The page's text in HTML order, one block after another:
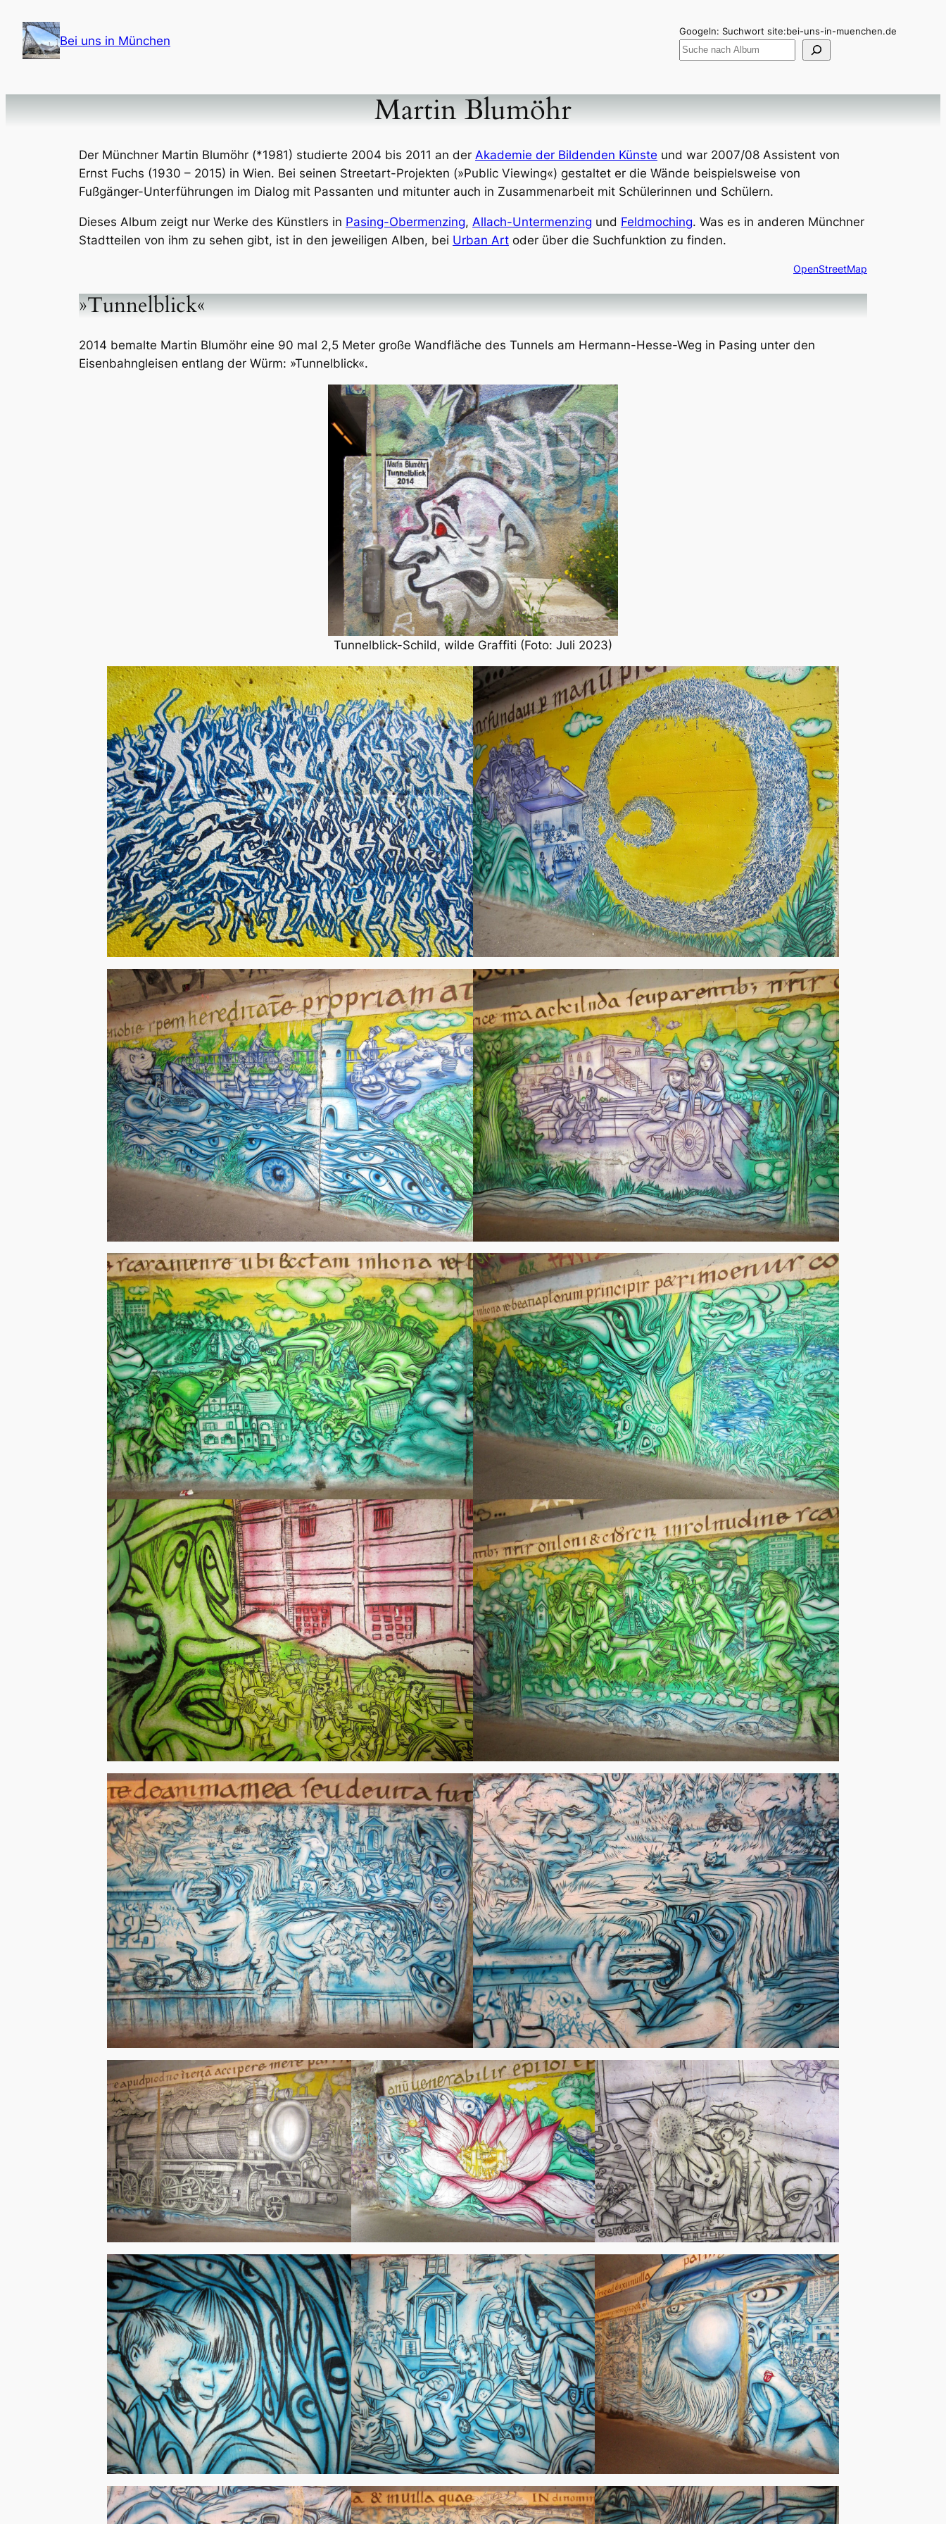
Inhalt
springen
Bei uns in München
Googeln: Suchwort site:bei-uns-in-muenchen.de
Martin Blumöhr
Der Münchner Martin Blumöhr (*1981) studierte 2004 bis 2011 an der Akademie der Bildenden Künste und war 2007/08 Assistent von
Ernst Fuchs (1930 – 2015) in Wien. Bei seinen Streetart-Projekten (»Public Viewing«) gestaltet er die Wände beispielsweise von
Fußgänger-Unterführungen im Dialog mit Passanten und mitunter auch in Zusammenarbeit mit Schülerinnen und Schülern.
Dieses Album zeigt nur Werke des Künstlers in Pasing-Obermenzing, Allach-Untermenzing und Feldmoching. Was es in anderen Münchner
Stadtteilen von ihm zu sehen gibt, ist in den jeweiligen Alben, bei Urban Art oder über die Suchfunktion zu finden.
OpenStreetMap
»Tunnelblick«
2014 bemalte Martin Blumöhr eine 90 mal 2,5 Meter große Wandfläche des Tunnels am Hermann-Hesse-Weg in Pasing unter den
Eisenbahngleisen entlang der Würm: »Tunnelblick«.
Tunnelblick-Schild, wilde Graffiti (Foto: Juli 2023)